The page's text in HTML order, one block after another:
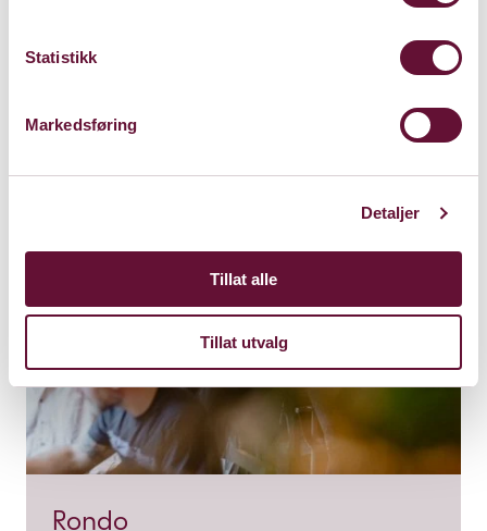
Statistikk
Markedsføring
Detaljer
Tillat alle
Tillat utvalg
Kl. 12:00
Rondo